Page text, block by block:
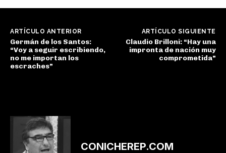
ARTÍCULO ANTERIOR
Germán de los Santos:
“Voy a seguir escribiendo,
no me importan los
escraches”
ARTÍCULO SIGUIENTE
Claudio Brilloni: “Hay una
impronta de nación muy
comprometida”
CONICHEREP.COM